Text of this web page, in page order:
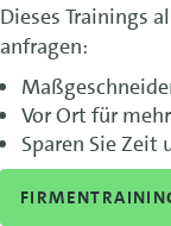
Dieses Trainings
anfragen:
Vor Ort für
Sparen Sie Zeit